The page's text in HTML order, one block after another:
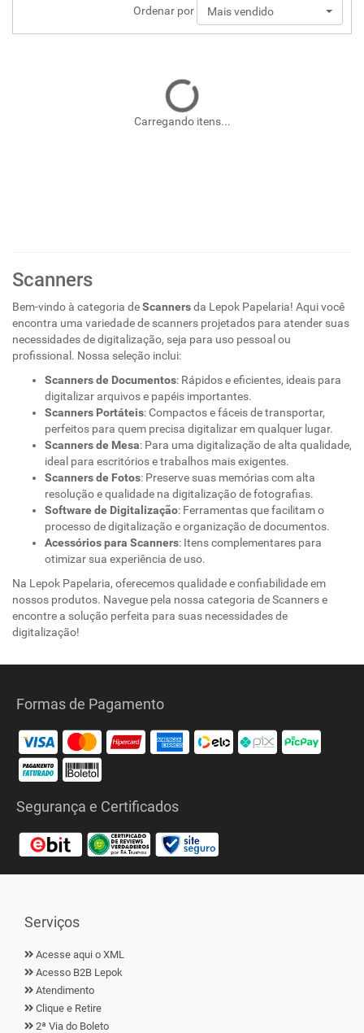
Ordenar por Mais vendido
Carregando itens...
Scanners
Bem-vindo à categoria deScannersda Lepok Papelaria! Aqui você
encontra uma variedade de scanners projetados para atender suas
necessidades de digitalização, seja para uso pessoal ou
profissional. Nossa seleção inclui:
Scanners de Documentos: Rápidos e eficientes, ideais para
digitalizar arquivos e papéis importantes.
Scanners Portáteis: Compactos e fáceis de transportar,
perfeitos para quem precisa digitalizar em qualquer lugar.
Scanners de Mesa: Para uma digitalização de alta qualidade,
ideal para escritórios e trabalhos mais exigentes.
Scanners de Fotos: Preserve suas memórias com alta
resolução e qualidade na digitalização de fotografias.
Software de Digitalização: Ferramentas que facilitam o
processo de digitalização e organização de documentos.
Acessórios para Scanners: Itens complementares para
otimizar sua experiência de uso.
Na Lepok Papelaria, oferecemos qualidade e confiabilidade em
nossos produtos. Navegue pela nossa categoria de Scanners e
encontre a solução perfeita para suas necessidades de
digitalização!
Formas de Pagamento
Segurança e Certificados
Serviços
Acesse aqui o XML
Acesso B2B Lepok
Atendimento
Clique e Retire
2ª Via do Boleto